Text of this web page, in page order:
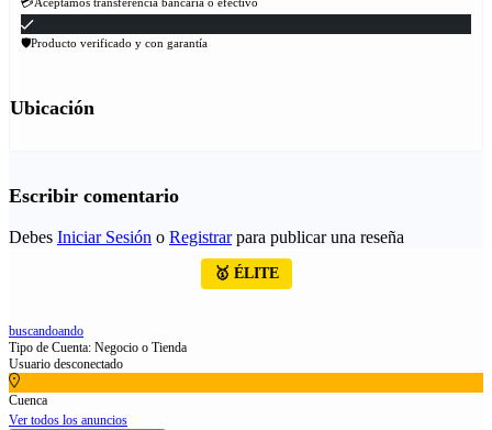
🛡Producto verificado y con garantía
Ubicación
Escribir comentario
Debes Iniciar Sesión o Registrarpara publicar una reseña
🥇 ÉLITE
buscandoando
Tipo de Cuenta: Negocio o Tienda
Usuario desconectado
Cuenca
Ver todos los anuncios